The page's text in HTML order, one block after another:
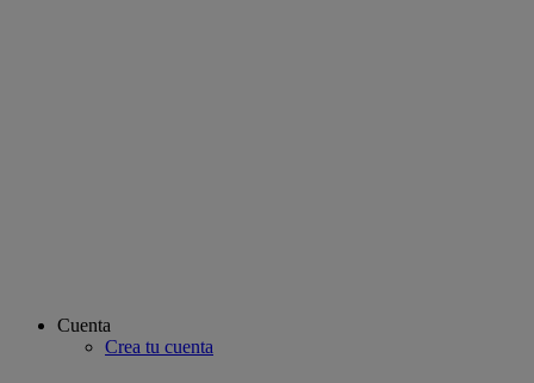
Cuenta
Crea tu cuenta